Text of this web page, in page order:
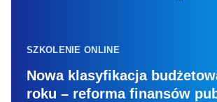
SZKOLENIE ONLINE
Nowa klasyfikacja
roku – reforma finansów